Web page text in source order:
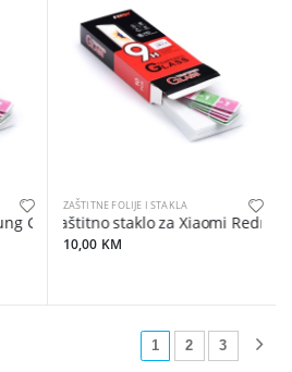
Galaxy S22 / S23
ZAŠTITNE FOLIJE I STAKLA
Zaštitno staklo za Xiaomi Redmi
10,00 KM
1 2 3